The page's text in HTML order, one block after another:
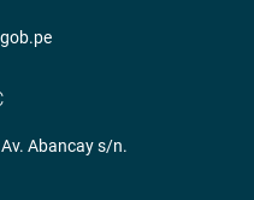
Abancay s/n.